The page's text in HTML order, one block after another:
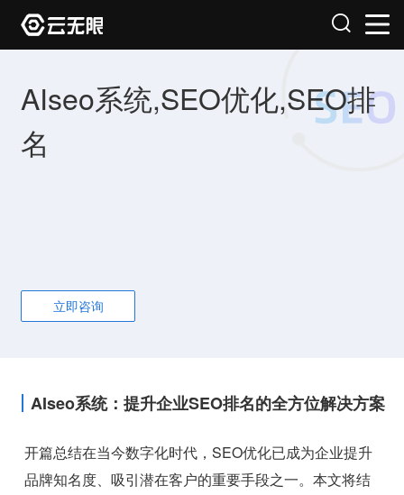
AIseo系统,SEO优化,SEO排
名
立即咨询
AIseo系统：提升企业SEO排名的全方位解决方案
开篇总结在当今数字化时代，SEO优化已成为企业提升
品牌知名度、吸引潜在客户的重要手段之一。本文将结